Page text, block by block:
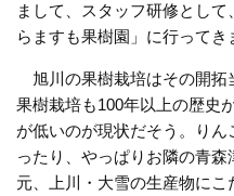
まして、スタッフ研修とし
らますも果樹園」に行ってき
旭川の果樹栽培はその開拓
果樹栽培も100年以上の歴史
が低いのが現状だそう。り
ったり、やっぱりお隣の青
元、上川・大雪の生産物に